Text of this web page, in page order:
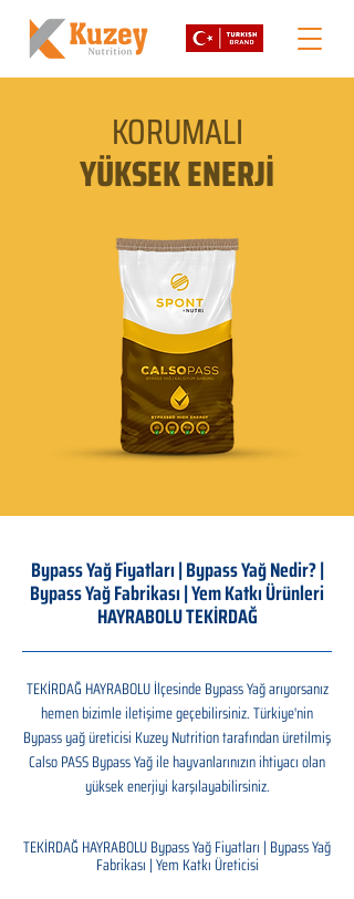
KORUMALI
YÜKSEK ENERJİ
Bypass Yağ Fiyatları | Bypass Yağ Nedir? |
Bypass Yağ Fabrikası | Yem Katkı Ürünleri
HAYRABOLU TEKİRDAĞ
TEKİRDAĞ HAYRABOLU İlçesinde Bypass Yağ arıyorsanız
hemen bizimle iletişime geçebilirsiniz. Türkiye'nin
Bypass yağ üreticisi Kuzey Nutrition tarafından üretilmiş
Calso PASS Bypass Yağ ile hayvanlarınızın ihtiyacı olan
yüksek enerjiyi karşılayabilirsiniz.
TEKİRDAĞ HAYRABOLU Bypass Yağ Fiyatları | Bypass Yağ
Fabrikası | Yem Katkı Üreticisi